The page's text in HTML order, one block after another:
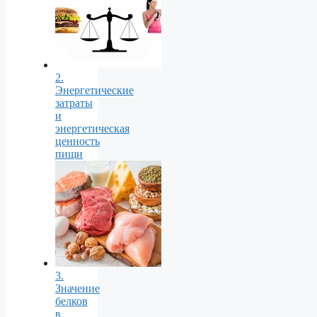
2.
Энергетические
затраты
и
энергетическая
ценность
пищи
3.
Значение
белков
в